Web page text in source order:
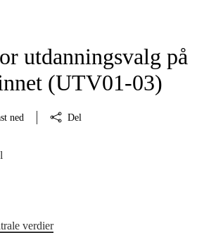
utdanningsvalg på
(UTV01‑03)
ned Del
verdier